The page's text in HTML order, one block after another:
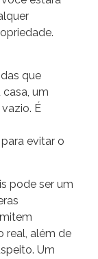
que
um
É
evitar o
pode ser um
real, além de
Um